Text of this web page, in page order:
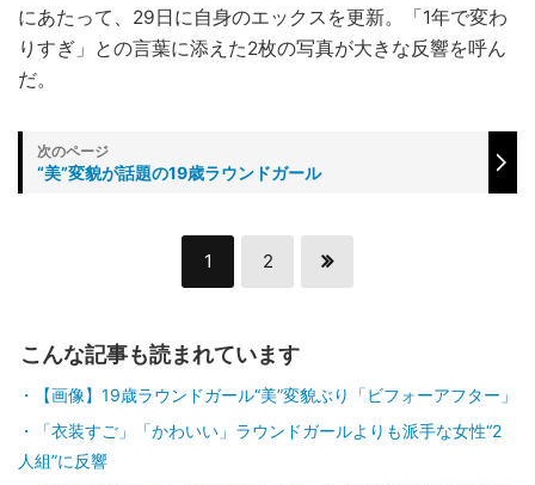
にあたって、29日に自身のエックスを更新。「1年で変わ
りすぎ」との言葉に添えた2枚の写真が大きな反響を呼ん
だ。
“美”変貌が話題の19歳ラウンドガール
1 2
こんな記事も読まれています
【画像】19歳ラウンドガール“美”変貌ぶり「ビフォーアフター」
「衣装すご」「かわいい」ラウンドガールよりも派手な女性“2
人組”に反響